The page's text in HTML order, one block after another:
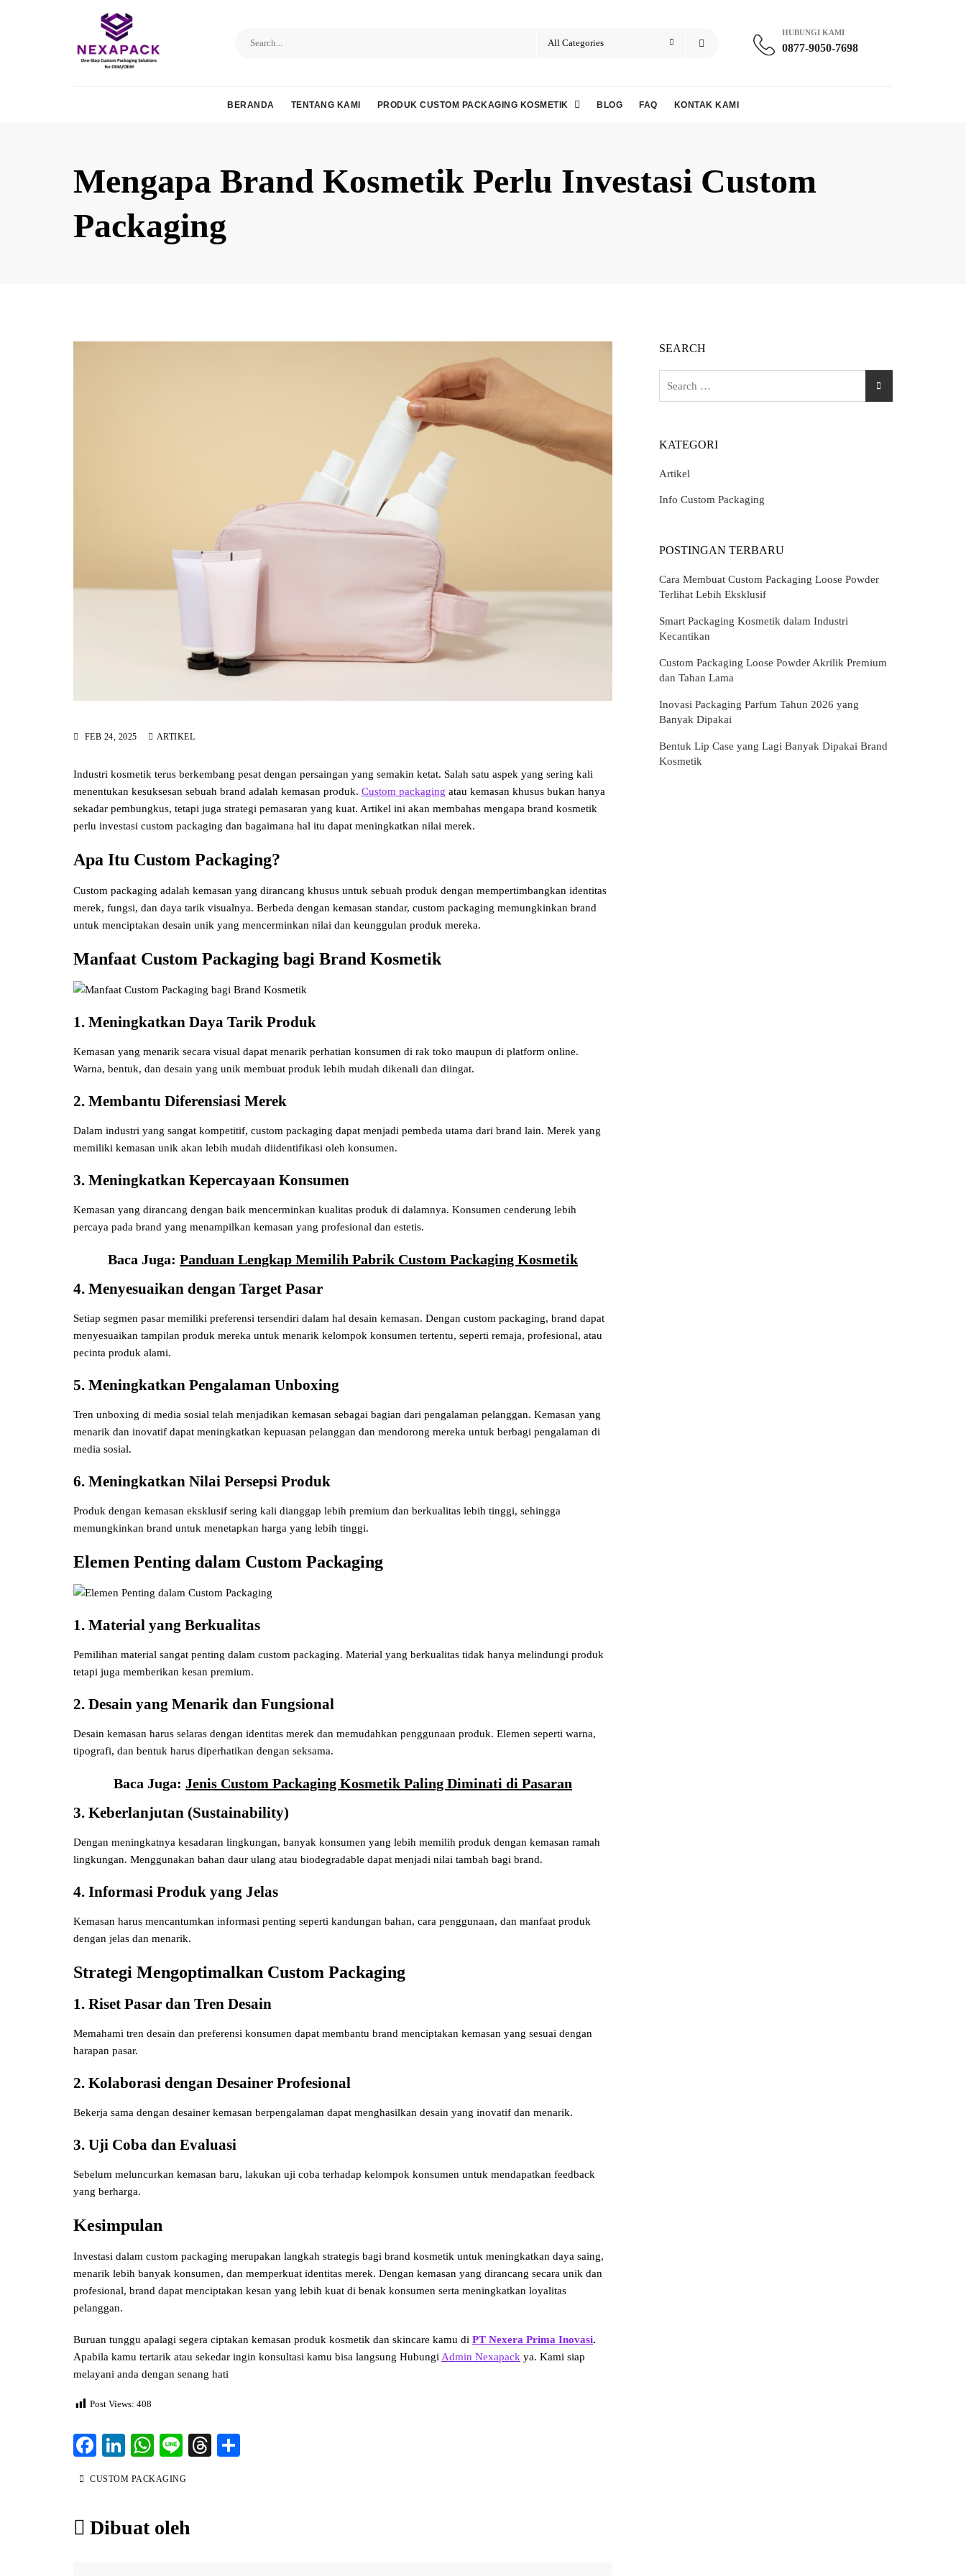
HUBUNGI KAMI
0877-9050-7698
BERANDA TENTANG KAMI PRODUK CUSTOM PACKAGING KOSMETIK BLOG FAQ KONTAK KAMI
Mengapa Brand Kosmetik Perlu Investasi Custom
Packaging
FEB 24, 2025 ARTIKEL
Industri kosmetik terus berkembang pesat dengan persaingan yang semakin ketat. Salah satu aspek yang sering kali
menentukan kesuksesan sebuah brand adalah kemasan produk. Custom packaging atau kemasan khusus bukan hanya
sekadar pembungkus, tetapi juga strategi pemasaran yang kuat. Artikel ini akan membahas mengapa brand kosmetik
perlu investasi custom packaging dan bagaimana hal itu dapat meningkatkan nilai merek.
Apa Itu Custom Packaging?
Custom packaging adalah kemasan yang dirancang khusus untuk sebuah produk dengan mempertimbangkan identitas
merek, fungsi, dan daya tarik visualnya. Berbeda dengan kemasan standar, custom packaging memungkinkan brand
untuk menciptakan desain unik yang mencerminkan nilai dan keunggulan produk mereka.
Manfaat Custom Packaging bagi Brand Kosmetik
1. Meningkatkan Daya Tarik Produk
Kemasan yang menarik secara visual dapat menarik perhatian konsumen di rak toko maupun di platform online.
Warna, bentuk, dan desain yang unik membuat produk lebih mudah dikenali dan diingat.
2. Membantu Diferensiasi Merek
Dalam industri yang sangat kompetitif, custom packaging dapat menjadi pembeda utama dari brand lain. Merek yang
memiliki kemasan unik akan lebih mudah diidentifikasi oleh konsumen.
3. Meningkatkan Kepercayaan Konsumen
Kemasan yang dirancang dengan baik mencerminkan kualitas produk di dalamnya. Konsumen cenderung lebih
percaya pada brand yang menampilkan kemasan yang profesional dan estetis.
Baca Juga: Panduan Lengkap Memilih Pabrik Custom Packaging Kosmetik
4. Menyesuaikan dengan Target Pasar
Setiap segmen pasar memiliki preferensi tersendiri dalam hal desain kemasan. Dengan custom packaging, brand dapat
menyesuaikan tampilan produk mereka untuk menarik kelompok konsumen tertentu, seperti remaja, profesional, atau
pecinta produk alami.
5. Meningkatkan Pengalaman Unboxing
Tren unboxing di media sosial telah menjadikan kemasan sebagai bagian dari pengalaman pelanggan. Kemasan yang
menarik dan inovatif dapat meningkatkan kepuasan pelanggan dan mendorong mereka untuk berbagi pengalaman di
media sosial.
6. Meningkatkan Nilai Persepsi Produk
Produk dengan kemasan eksklusif sering kali dianggap lebih premium dan berkualitas lebih tinggi, sehingga
memungkinkan brand untuk menetapkan harga yang lebih tinggi.
Elemen Penting dalam Custom Packaging
1. Material yang Berkualitas
Pemilihan material sangat penting dalam custom packaging. Material yang berkualitas tidak hanya melindungi produk
tetapi juga memberikan kesan premium.
2. Desain yang Menarik dan Fungsional
Desain kemasan harus selaras dengan identitas merek dan memudahkan penggunaan produk. Elemen seperti warna,
tipografi, dan bentuk harus diperhatikan dengan seksama.
Baca Juga: Jenis Custom Packaging Kosmetik Paling Diminati di Pasaran
3. Keberlanjutan (Sustainability)
Dengan meningkatnya kesadaran lingkungan, banyak konsumen yang lebih memilih produk dengan kemasan ramah
lingkungan. Menggunakan bahan daur ulang atau biodegradable dapat menjadi nilai tambah bagi brand.
4. Informasi Produk yang Jelas
Kemasan harus mencantumkan informasi penting seperti kandungan bahan, cara penggunaan, dan manfaat produk
dengan jelas dan menarik.
Strategi Mengoptimalkan Custom Packaging
1. Riset Pasar dan Tren Desain
Memahami tren desain dan preferensi konsumen dapat membantu brand menciptakan kemasan yang sesuai dengan
harapan pasar.
2. Kolaborasi dengan Desainer Profesional
Bekerja sama dengan desainer kemasan berpengalaman dapat menghasilkan desain yang inovatif dan menarik.
3. Uji Coba dan Evaluasi
Sebelum meluncurkan kemasan baru, lakukan uji coba terhadap kelompok konsumen untuk mendapatkan feedback
yang berharga.
Kesimpulan
Investasi dalam custom packaging merupakan langkah strategis bagi brand kosmetik untuk meningkatkan daya saing,
menarik lebih banyak konsumen, dan memperkuat identitas merek. Dengan kemasan yang dirancang secara unik dan
profesional, brand dapat menciptakan kesan yang lebih kuat di benak konsumen serta meningkatkan loyalitas
pelanggan.
Buruan tunggu apalagi segera ciptakan kemasan produk kosmetik dan skincare kamu di PT Nexera Prima Inovasi.
Apabila kamu tertarik atau sekedar ingin konsultasi kamu bisa langsung HubungiAdmin Nexapack ya. Kami siap
melayani anda dengan senang hati
Post Views: 408
Fa
ce
ok
Li
nk
W
ha
A
pp
Li
ne
T
Tags
CUSTOM PACKAGING
Dibuat oleh
SEARCH
KATEGORI
Artikel
Info Custom Packaging
POSTINGAN TERBARU
Cara Membuat Custom Packaging Loose Powder
Terlihat Lebih Eksklusif
Smart Packaging Kosmetik dalam Industri
Kecantikan
Custom Packaging Loose Powder Akrilik Premium
dan Tahan Lama
Inovasi Packaging Parfum Tahun 2026 yang
Banyak Dipakai
Bentuk Lip Case yang Lagi Banyak Dipakai Brand
Kosmetik